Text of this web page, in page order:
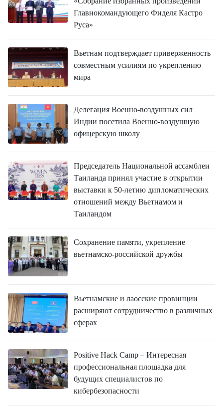
Главнокомандующего Фиделя Кастро
Руса»
Вьетнам подтверждает приверженность
совместным усилиям по укреплению
мира
Делегация Военно-воздушных сил
Индии посетила Военно-воздушную
офицерскую школу
Председатель Национальной ассамблеи
Таиланда принял участие в открытии
выставки к 50-летию дипломатических
отношений между Вьетнамом и
Таиландом
Сохранение памяти, укрепление
вьетнамско-российской дружбы
Вьетнамские и лаосские провинции
расширяют сотрудничество в различных
сферах
Positive Hack Camp – Интересная
профессиональная площадка для
будущих специалистов по
кибербезопасности